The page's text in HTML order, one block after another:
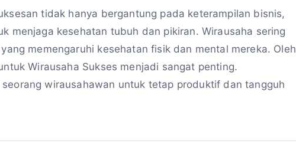
tidak hanya bergantung pada keterampilan bisnis,
menjaga kesehatan tubuh dan pikiran. Wirausaha sering
memengaruhi kesehatan fisik dan mental mereka. Oleh
Wirausaha Sukses menjadi sangat penting.
wirausahawan untuk tetap produktif dan tangguh